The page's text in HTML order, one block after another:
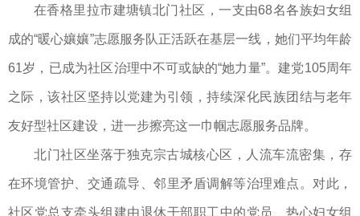
在香格里拉市建塘镇北门社区，一支由68名各族妇女组
成的“暖心孃孃”志愿服务队正活跃在基层一线，她们平均年龄
61岁，已成为社区治理中不可或缺的“她力量”。建党105周年
之际，该社区坚持以党建为引领，持续深化民族团结与老年
友好型社区建设，进一步擦亮这一巾帼志愿服务品牌。
北门社区坐落于独克宗古城核心区，人流车流密集，存
在环境管护、交通疏导、邻里矛盾调解等治理难点。对此，
社区党总支牵头组建由退休干部职工中的党员、热心妇女组